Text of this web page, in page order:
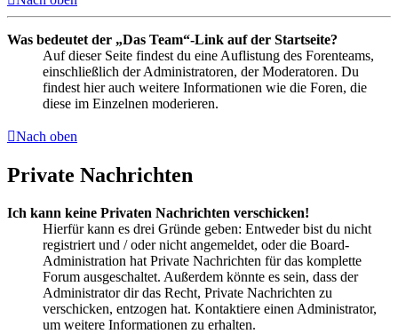
Was bedeutet der „Das Team“-Link auf der Startseite?
Auf dieser Seite findest du eine Auflistung des Forenteams,
einschließlich der Administratoren, der Moderatoren. Du
findest hier auch weitere Informationen wie die Foren, die
diese im Einzelnen moderieren.
Nach oben
Private Nachrichten
Ich kann keine Privaten Nachrichten verschicken!
Hierfür kann es drei Gründe geben: Entweder bist du nicht
registriert und / oder nicht angemeldet, oder die Board-
Administration hat Private Nachrichten für das komplette
Forum ausgeschaltet. Außerdem könnte es sein, dass der
Administrator dir das Recht, Private Nachrichten zu
verschicken, entzogen hat. Kontaktiere einen Administrator,
um weitere Informationen zu erhalten.